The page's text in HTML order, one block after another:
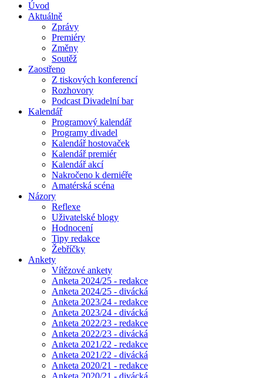
Úvod
Aktuálně
Zprávy
Premiéry
Změny
Soutěž
Zaostřeno
Z tiskových konferencí
Rozhovory
Podcast Divadelní bar
Kalendář
Programový kalendář
Programy divadel
Kalendář hostovaček
Kalendář premiér
Kalendář akcí
Nakročeno k derniéře
Amatérská scéna
Názory
Reflexe
Uživatelské blogy
Hodnocení
Tipy redakce
Žebříčky
Ankety
Vítězové ankety
Anketa 2024/25 - redakce
Anketa 2024/25 - divácká
Anketa 2023/24 - redakce
Anketa 2023/24 - divácká
Anketa 2022/23 - redakce
Anketa 2022/23 - divácká
Anketa 2021/22 - redakce
Anketa 2021/22 - divácká
Anketa 2020/21 - redakce
Anketa 2020/21 - divácká